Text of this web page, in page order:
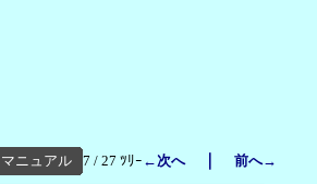
マニュアル 7 / 27 ﾂﾘｰ ←次へ｜ 前へ→